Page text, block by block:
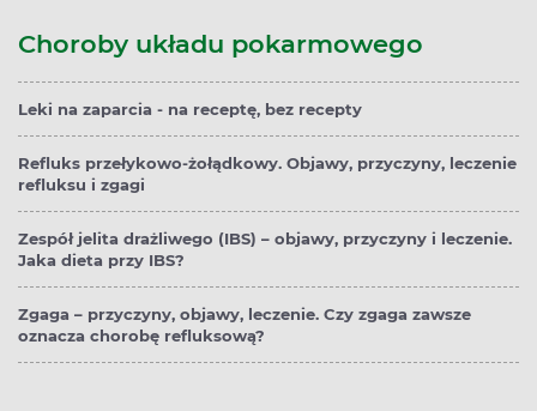
Choroby układu pokarmowego
Leki na zaparcia - na receptę, bez recepty
Refluks przełykowo-żołądkowy. Objawy, przyczyny, leczenie
refluksu i zgagi
Zespół jelita drażliwego (IBS) – objawy, przyczyny i leczenie.
Jaka dieta przy IBS?
Zgaga – przyczyny, objawy, leczenie. Czy zgaga zawsze
oznacza chorobę refluksową?